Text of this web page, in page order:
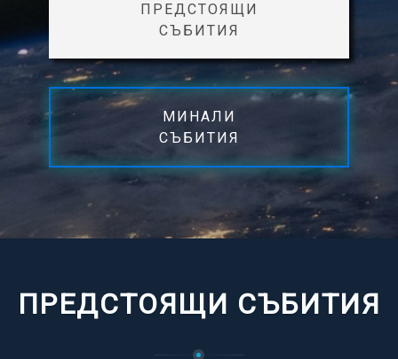
ПРЕДСТОЯЩИ
СЪБИТИЯ
МИНАЛИ
СЪБИТИЯ
ПРЕДСТОЯЩИ СЪБИТИЯ